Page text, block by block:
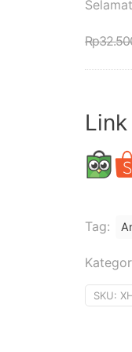
Rp
Tag:
SKU: